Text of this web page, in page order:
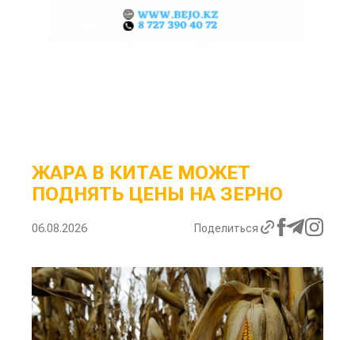
ЖАРА В КИТАЕ МОЖЕТ
ПОДНЯТЬ ЦЕНЫ НА ЗЕРНО
06.08.2026 Поделиться